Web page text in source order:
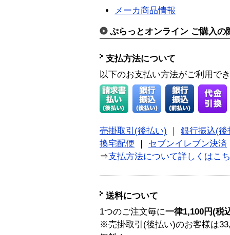
メーカ商品情報
ぷらっとオンライン ご購入の
支払方法について
以下のお支払い方法がご利用で
売掛取引(後払い)
銀行振込(後
換宅配便
セブンイレブン決済
⇒支払方法について詳しくはこ
送料について
1つのご注文毎に一律1,100円(税
※売掛取引(後払い)のお客様は